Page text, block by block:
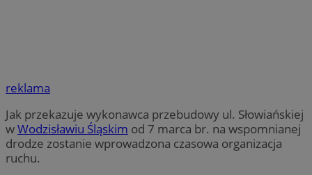
reklama
Jak przekazuje wykonawca przebudowy ul. Słowiańskiej
wWodzisławiu Śląskim od 7 marca br. na wspomnianej
drodze zostanie wprowadzona czasowa organizacja
ruchu.